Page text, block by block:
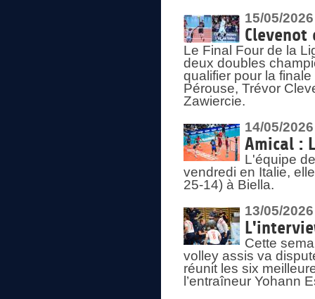
15/05/2026
Le Final Four de la
deux doubles
qualifier pour la
Pérouse, Trévor
Zawiercie.
14/05/2026
Amical :
L'équipe
vendredi en Italie,
25-14) à Biella.
13/05/2026
Cette
volley assis va
réunit les six
l’entraîneur Yohann